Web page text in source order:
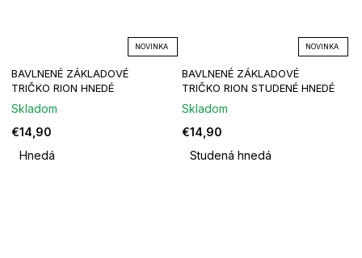
NOVINKA
BAVLNENÉ ZÁKLADOVÉ
TRIČKO RION HNEDÉ
Skladom
€14,90
Hnedá
NOVINKA
BAVLNENÉ ZÁKLADOVÉ
TRIČKO RION STUDENÉ HNEDÉ
Skladom
€14,90
Studená hnedá